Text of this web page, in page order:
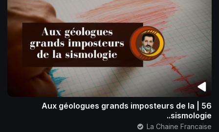
56 | Aux géologues grands imposteurs de la
sismologie..
La Chaine Francaise